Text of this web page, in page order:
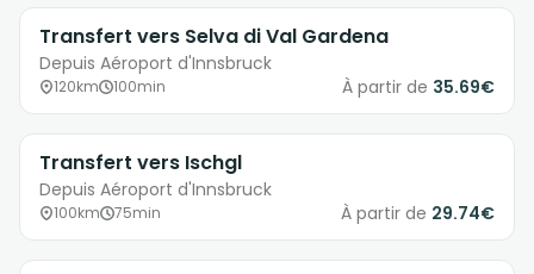
Transfert vers Selva di Val Gardena
Depuis Aéroport d'Innsbruck
120km 100min À partir de 35.69€
Transfert vers Ischgl
Depuis Aéroport d'Innsbruck
100km 75min À partir de 29.74€